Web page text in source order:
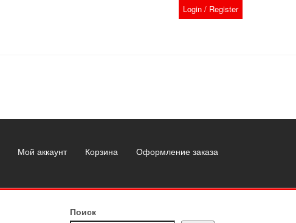
Login / Register
Мой аккаунт Корзина
Оформление заказа
Поиск